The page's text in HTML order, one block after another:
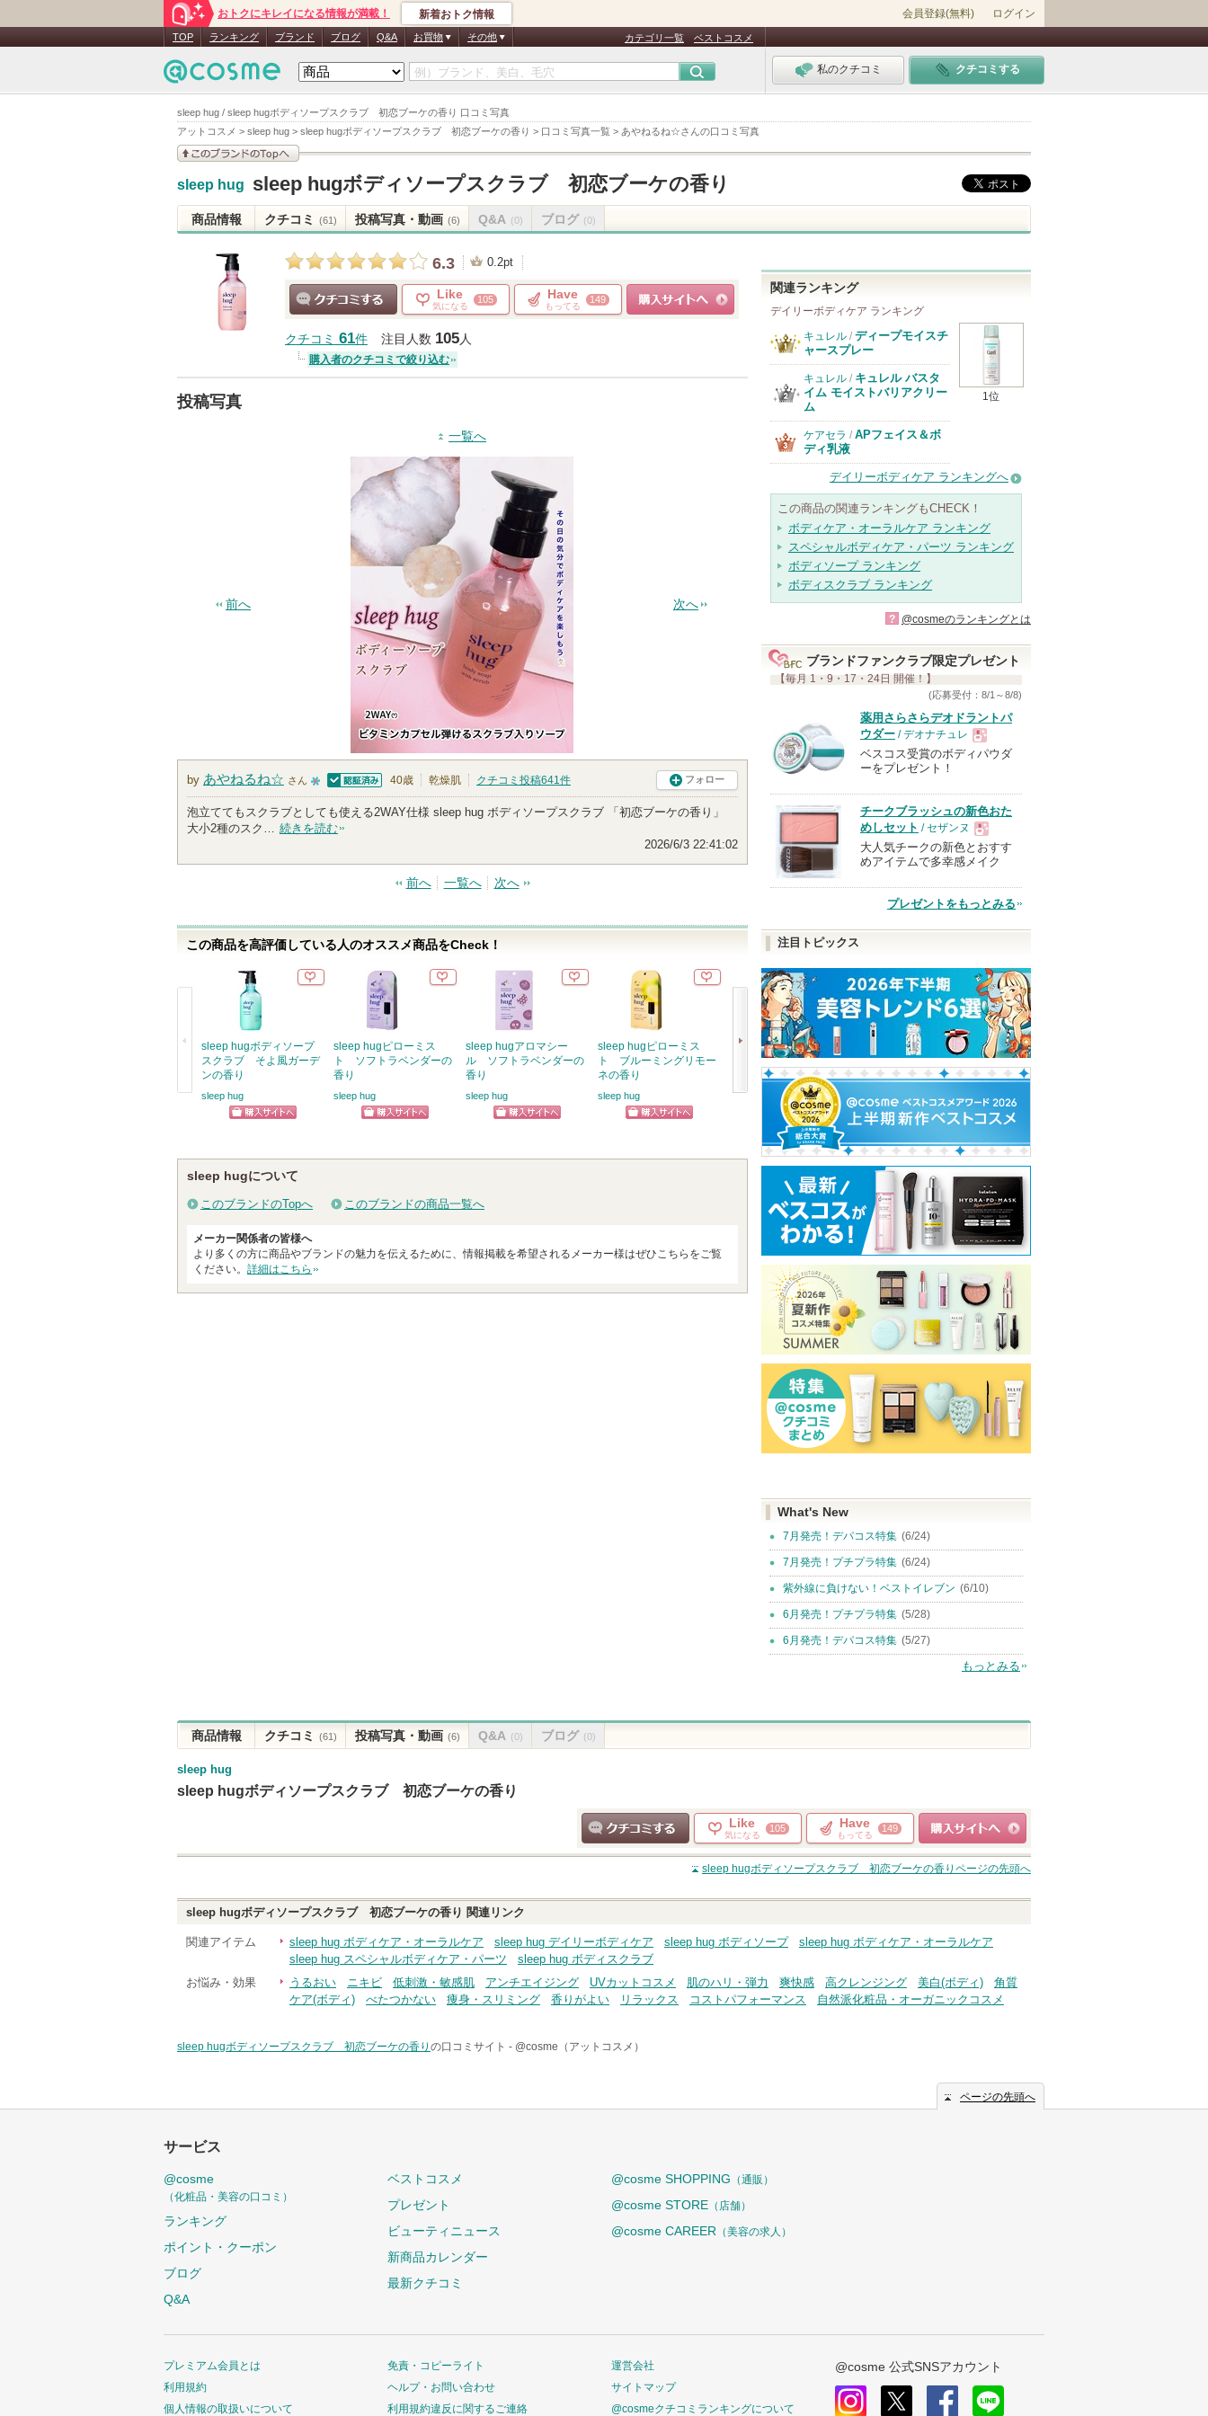
sleep hug / sleep hugボディソープスクラブ 初恋ブーケの香り 口コミ写真
アットコスメ > sleep hug > sleep hugボディソープスクラブ 初恋ブーケの香り > 口コミ写真一覧 > あやねるね☆さんの口コミ写真
おトクにキレイになる情報が満載！ 新着おトク情報 会員登録(無料) ログイン
TOP ランキング ブランド ブログ Q&A お買物 その他 カテゴリ一覧 ベストコスメ
私のクチコミ クチコミする
このブランドの情報を
sleep hug sleep hugボディソープスクラブ 初恋ブーケの香り
商品情報 クチコミ (61) 投稿写真・動画 (6) Q&A (0) ブログ (0)
6.3 0.2pt
Like
気になる
105 Have
もってる
149
クチコミ 61件 注目人数 105人
購入者のクチコミで絞り込む
投稿写真
一覧へ
前へ 次へ
by あやねるね☆ さん
1
0
人
ン
バ
に
に
入
ま
認証済
40歳 乾燥肌 クチコミ投稿641件 フォロー
泡立ててもスクラブとしても使える2WAY仕様 sleep hug ボディソープスクラブ 「初恋ブーケの香り」
大小2種のスク… 続きを読む
2026/6/3 22:41:02
前へ 一覧へ 次へ
この商品を高評価している人のオススメ商品をCheck！
sleep hugボディソープ
スクラブ そよ風ガーデ
ンの香り
sleep hug
sleep hugピローミス
ト ソフトラベンダーの
香り
sleep hug
sleep hugアロマシー
ル ソフトラベンダーの
香り
sleep hug
sleep hugピローミス
ト ブルーミングリモー
ネの香り
sleep hug
sleep hugアロマシー
ル ブルーミングリモー
ネの香り
sleep hug
ショッピン
グサイトへ
sleep hugブレンドエッ
センシャルオイル ソフ
トラベンダーの香り
グサイトへ
sleep hugブレンドエッ
センシャルオイル ブル
ーミングリモーネの香り
グサイトへ
sleep hugについて
このブランドのTopへ このブランドの商品一覧へ
メーカー関係者の皆様へ
より多くの方に商品やブランドの魅力を伝えるために、情報掲載を希望されるメーカー様はぜひこちらをご覧
ください。 詳細はこちら
関連ランキング
デイリーボディケア ランキング
1位
キュレル / ディープモイスチ
ャースプレー
キュレル / キュレル バスタ
イム モイストバリアクリー
ム
ケアセラ / APフェイス＆ボ
ディ乳液
デイリーボディケア ランキングへ
この商品の関連ランキングもCHECK！
ボディケア・オーラルケア ランキング
スペシャルボディケア・パーツ ランキング
ボディソープ ランキング
ボディスクラブ ランキング
? @cosmeのランキングとは
ブランドファンクラブ限定プレゼント
【毎月 1・9・17・24日 開催！】
(応募受付：8/1～8/8)
薬用さらさらデオドラントパ
ウダー / デオナチュレ
現
品
ベスコス受賞のボディパウダ
ーをプレゼント！
チークブラッシュの新色おた
めしセット / セザンヌ
現
品
大人気チークの新色とおすす
めアイテムで多幸感メイク
プレゼントをもっとみる
注目トピックス
What's New
7月発売！デパコス特集 (6/24)
7月発売！プチプラ特集 (6/24)
紫外線に負けない！ベストイレブン (6/10)
6月発売！プチプラ特集 (5/28)
6月発売！デパコス特集 (5/27)
もっとみる
商品情報 クチコミ (61) 投稿写真・動画 (6) Q&A (0) ブログ (0)
sleep hug
sleep hugボディソープスクラブ 初恋ブーケの香り
クチコミする
Like
気になる
105 Have
もってる
149
ショッピングサイト
へ
sleep hugボディソープスクラブ 初恋ブーケの香り ページの先頭へ
sleep hugボディソープスクラブ 初恋ブーケの香り 関連リンク
関連アイテム sleep hug ボディケア・オーラルケア sleep hug デイリーボディケア sleep hug ボディソープ
sleep hug ボディケア・オーラルケア
sleep hug スペシャルボディケア・パーツ
sleep hug ボディスクラブ
お悩み・効果
うるおい ニキビ 低刺激・敏感肌 アンチエイジング UVカットコスメ 肌のハリ・弾力 爽快感 高クレンジング 美白(ボディ)
角質
ケア(ボディ)
べたつかない 痩身・スリミング 香りがよい リラックス コストパフォーマンス 自然派化粧品・オーガニックコスメ
sleep hugボディソープスクラブ 初恋ブーケの香り の口コミサイト - @cosme（アットコスメ）
ページの先頭へ
サービス
@cosme
（化粧品・美容の口コミ）
ランキング
ポイント・クーポン
ブログ
Q&A
ベストコスメ
プレゼント
ビューティニュース
新商品カレンダー
最新クチコミ
@cosme SHOPPING （通販）
@cosme STORE （店舗）
@cosme CAREER （美容の求人）
プレミアム会員とは
利用規約
個人情報の取扱いについて
免責・コピーライト
ヘルプ・お問い合わせ
利用規約違反に関するご連絡
運営会社
サイトマップ
@cosmeクチコミランキングについて
@cosme 公式SNSアカウント